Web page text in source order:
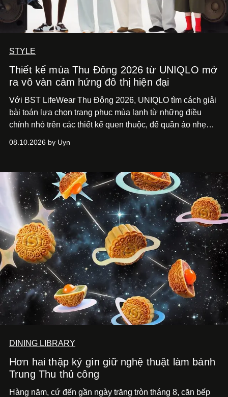
STYLE
Thiết kế mùa Thu Đông 2026 từ UNIQLO mở
ra vô vàn cảm hứng đô thị hiện đại
Với BST LifeWear Thu Đông 2026, UNIQLO tìm cách giải
bài toán lựa chọn trang phục mùa lạnh từ những điều
chỉnh nhỏ trên các thiết kế quen thuộc, để quần áo nhẹ
đó, cảm giác tận hưởng mùa mới cũng thư thái hơn, trọn
08.10.2026 by Uyn
DINING LIBRARY
Hơn hai thập kỷ gìn giữ nghệ thuật làm bánh
Trung Thu thủ công
Hàng năm, cứ đến gần ngày trăng tròn tháng 8, căn bếp